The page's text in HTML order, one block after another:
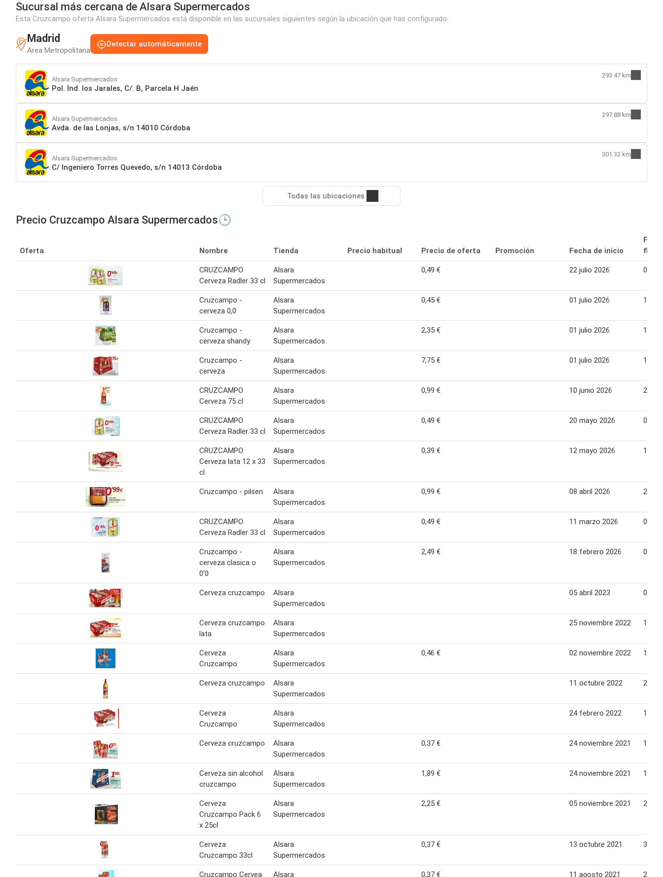
Sucursal más cercana de Alsara Supermercados
Esta Cruzcampo oferta Alsara Supermercados está disponible en las sucursales siguientes según la ubicación que has configurado:
Madrid
Area Metropolitana
Detectar automáticamente
Alsara Supermercados
Pol. Ind. los Jarales, C/. B, Parcela H Jaén
293.47 km
Alsara Supermercados
Avda. de las Lonjas, s/n 14010 Córdoba
297.88 km
Alsara Supermercados
C/ Ingeniero Torres Quevedo, s/n 14013 Córdoba
301.32 km
Todas las ubicaciones
Precio Cruzcampo Alsara Supermercados🕒
Oferta Nombre Tienda Precio habitual Precio de oferta Promoción Fecha de inicio
CRUZCAMPO
Cerveza Radler 33 cl
Alsara
Supermercados
0,49 € 22 julio 2026 08
Cruzcampo -
cerveza 0,0
Alsara
Supermercados
0,45 € 01 julio 2026 18
Cruzcampo -
cerveza shandy
Alsara
Supermercados
2,35 € 01 julio 2026 18
Cruzcampo -
cerveza
Alsara
Supermercados
7,75 € 01 julio 2026 18
CRUZCAMPO
Cerveza 75 cl
Alsara
Supermercados
0,99 € 10 junio 2026 27
CRUZCAMPO
Cerveza Radler 33 cl
Alsara
Supermercados
0,49 € 20 mayo 2026 06
CRUZCAMPO
Cerveza lata 12 x 33
cl
Alsara
Supermercados
0,39 € 12 mayo 2026 16
Cruzcampo - pilsen
Alsara
Supermercados
0,99 € 08 abril 2026 25
CRUZCAMPO
Cerveza Radler 33 cl
Alsara
Supermercados
0,49 € 11 marzo 2026 04
Cruzcampo -
cerveza clasica o
0'0
Alsara
Supermercados
2,49 € 18 febrero 2026 07
Cerveza cruzcampo
Alsara
Supermercados
05 abril 2023 08
Cerveza cruzcampo
lata
Alsara
Supermercados
25 noviembre 2022 10
Cerveza
Cruzcampo
Alsara
Supermercados
0,46 € 02 noviembre 2022 19
Cerveza cruzcampo
Alsara
Supermercados
11 octubre 2022 29
Cerveza
Cruzcampo
Alsara
Supermercados
24 febrero 2022 12
Cerveza cruzcampo
Alsara
Supermercados
0,37 € 24 noviembre 2021 18
Cerveza sin alcohol
cruzcampo
Alsara
Supermercados
1,89 € 24 noviembre 2021 18
Cerveza
Cruzcampo Pack 6
x 25cl
Alsara
Supermercados
2,25 € 05 noviembre 2021 20
Cerveza
Cruzcampo 33cl
Alsara
Supermercados
0,37 € 13 octubre 2021 30
Cruzcampo Cervea Alsara 0,37 € 11 agosto 2021 28